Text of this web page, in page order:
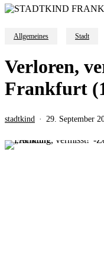
Allgemeines Stadt
Verloren,
Frankfurt
stadtkind 29. September